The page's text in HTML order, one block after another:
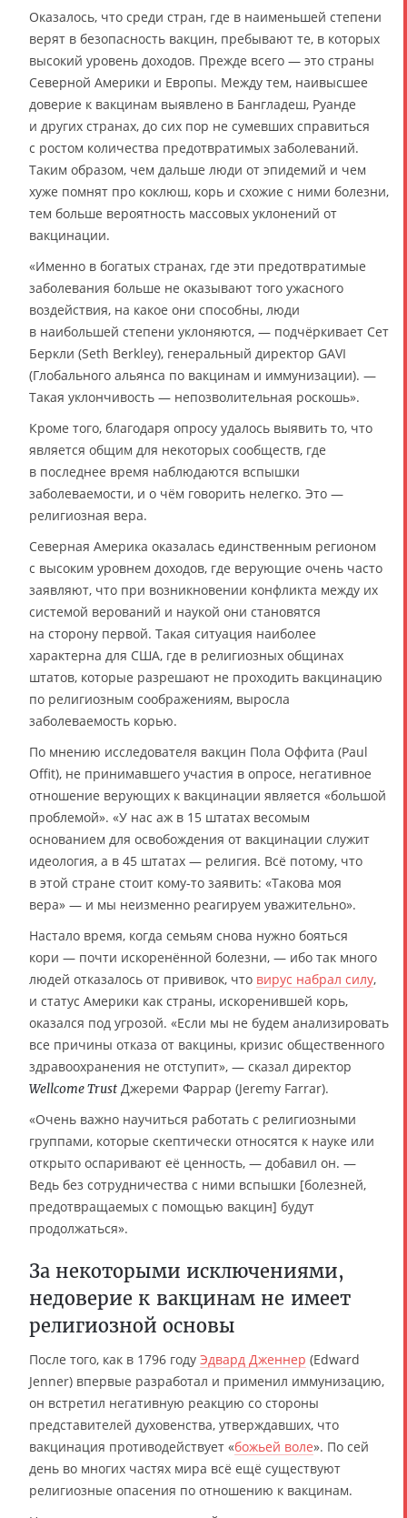
Оказалось, что среди стран, где в наименьшей степени
верят в безопасность вакцин, пребывают те, в которых
высокий уровень доходов. Прежде всего — это страны
Северной Америки и Европы. Между тем, наивысшее
доверие к вакцинам выявлено в Бангладеш, Руанде
и других странах, до сих пор не сумевших справиться
с ростом количества предотвратимых заболеваний.
Таким образом, чем дальше люди от эпидемий и чем
хуже помнят про коклюш, корь и схожие с ними болезни,
тем больше вероятность массовых уклонений от
вакцинации.
«Именно в богатых странах, где эти предотвратимые
заболевания больше не оказывают того ужасного
воздействия, на какое они способны, люди
в наибольшей степени уклоняются, — подчёркивает Сет
Беркли (Seth Berkley), генеральный директор GAVI
(Глобального альянса по вакцинам и иммунизации). —
Такая уклончивость — непозволительная роскошь».
Кроме того, благодаря опросу удалось выявить то, что
является общим для некоторых сообществ, где
в последнее время наблюдаются вспышки
заболеваемости, и о чём говорить нелегко. Это —
религиозная вера.
Северная Америка оказалась единственным регионом
с высоким уровнем доходов, где верующие очень часто
заявляют, что при возникновении конфликта между их
системой верований и наукой они становятся
на сторону первой. Такая ситуация наиболее
характерна для США, где в религиозных общинах
штатов, которые разрешают не проходить вакцинацию
по религиозным соображениям, выросла
заболеваемость корью.
По мнению исследователя вакцин Пола Оффита (Paul
Offit), не принимавшего участия в опросе, негативное
отношение верующих к вакцинации является «большой
проблемой». «У нас аж в 15 штатах весомым
основанием для освобождения от вакцинации служит
идеология, а в 45 штатах — религия. Всё потому, что
в этой стране стоит кому-то заявить: «Такова моя
вера» — и мы неизменно реагируем уважительно».
Настало время, когда семьям снова нужно бояться
кори — почти искоренённой болезни, — ибо так много
людей отказалось от прививок, что вирус набрал силу,
и статус Америки как страны, искоренившей корь,
оказался под угрозой. «Если мы не будем анализировать
все причины отказа от вакцины, кризис общественного
здравоохранения не отступит», — сказал директор
Wellcome Trust Джереми Фаррар (Jeremy Farrar).
«Очень важно научиться работать с религиозными
группами, которые скептически относятся к науке или
открыто оспаривают её ценность, — добавил он. —
Ведь без сотрудничества с ними вспышки [болезней,
предотвращаемых с помощью вакцин] будут
продолжаться».
За некоторыми исключениями,
недоверие к вакцинам не имеет
религиозной основы
После того, как в 1796 году Эдвард Дженнер (Edward
Jenner) впервые разработал и применил иммунизацию,
он встретил негативную реакцию со стороны
представителей духовенства, утверждавших, что
вакцинация противодействует «божьей воле». По сей
день во многих частях мира всё ещё существуют
религиозные опасения по отношению к вакцинам.